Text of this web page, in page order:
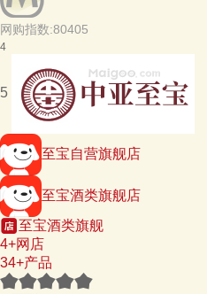
网购指数:80405
4
5
至宝自营旗舰店
至宝酒类旗舰店
至宝酒类旗舰
4+网店
34+产品